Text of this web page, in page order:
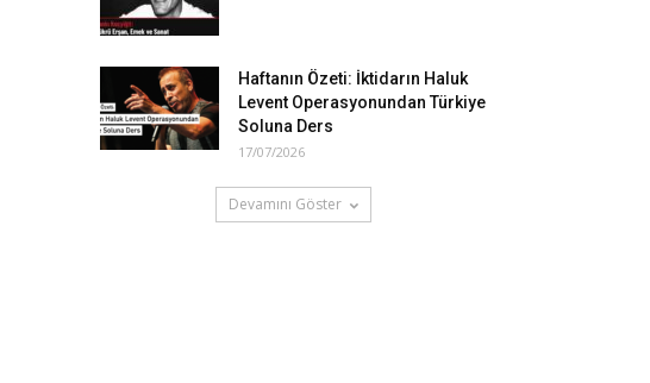
Haftanın Özeti: İktidarın Haluk
Levent Operasyonundan Türkiye
Soluna Ders
17/07/2026
Devamını Göster